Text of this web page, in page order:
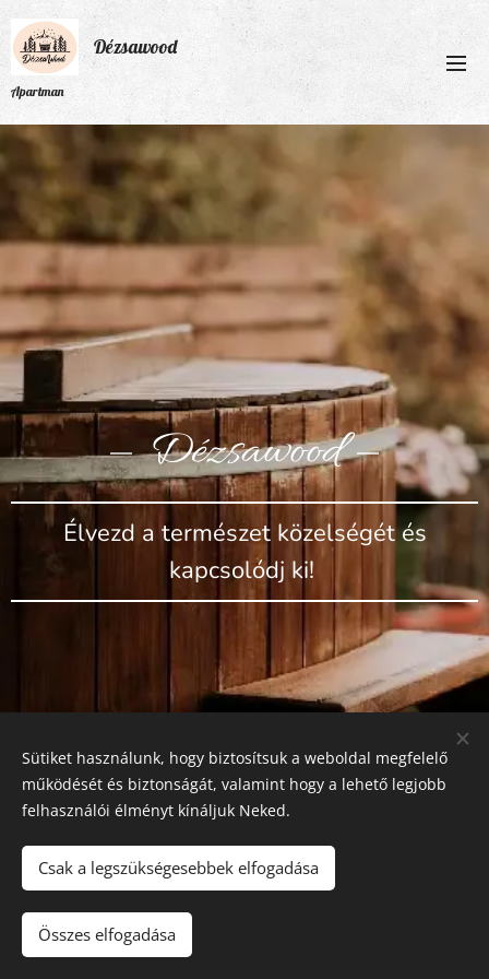
Dézsawood
Apartman
Dézsawood
Élvezd a természet közelségét és
kapcsolódj ki!
Dézsawood Apartman, Pécs
Webnode
Sütiket használunk, hogy biztosítsuk a weboldal megfelelő
működését és biztonságát, valamint hogy a lehető legjobb
felhasználói élményt kínáljuk Neked.
Csak a legszükségesebbek elfogadása
Összes elfogadása